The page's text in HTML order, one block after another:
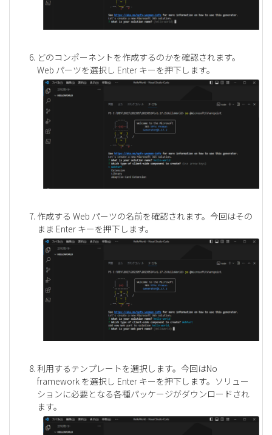
どのコンポーネントを作成するのかを確認されます。
Web パーツを選択し Enter キーを押下します。
作成する Web パーツの名前を確認されます。今回はその
まま Enter キーを押下します。
利用するテンプレートを選択します。今回はNo
framework を選択し Enter キーを押下します。ソリュー
ションに必要となる各種パッケージがダウンロードされ
ます。